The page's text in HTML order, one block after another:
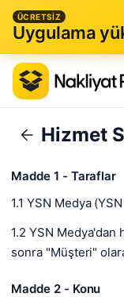
ÜCRETSİZ
Uygulama
Hizmet
Madde 1 - Taraflar
1.1 YSN Medya
1.2 YSN
sonra "Müşteri"
Madde 2 - Konu